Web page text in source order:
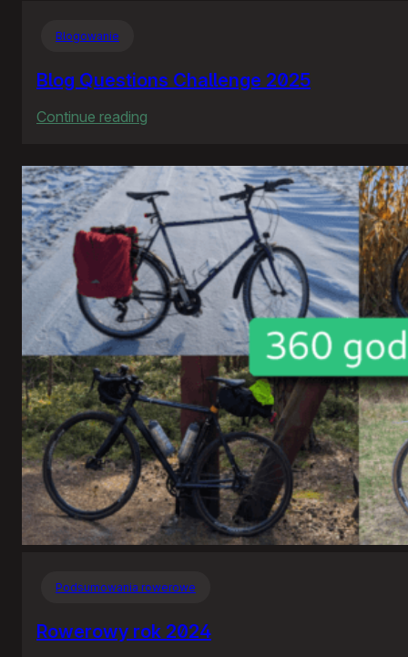
Blogowanie
Blog Questions Challenge 2025
Continue reading
Questions
Challenge
2025
Podsumowania rowerowe
Rowerowy rok 2024